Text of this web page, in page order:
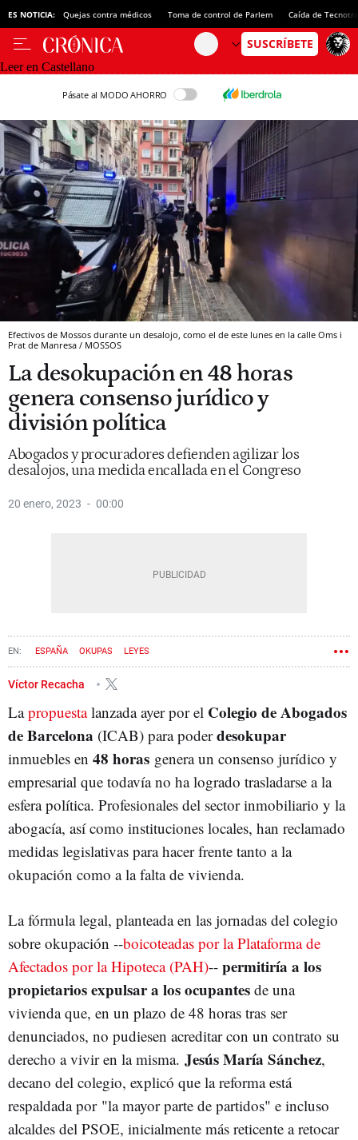
ES NOTICIA: Quejas contra médicos Toma de control de Parlem Caída de
Leer en Castellano
Pásate al MODO AHORRO
Efectivos de Mossos durante un desalojo, como el de este lunes en la calle Oms i
Prat de Manresa / MOSSOS
La desokupación en 48 horas
genera consenso jurídico y
división política
Abogados y procuradores defienden agilizar los
desalojos, una medida encallada en el Congreso
20 enero, 2023 00:00
ESPAÑA OKUPAS LEYES
ILUSTRE COLEGIO DE ABOGADOS DE BARCELONA (ICAB)
Víctor Recacha
Lapropuestalanzada ayer por el Colegio de Abogados
de Barcelona (ICAB) para poderdesokupar
inmuebles en 48 horas genera un consenso jurídico y
empresarial que todavía no ha logrado trasladarse a la
esfera política. Profesionales del sector inmobiliario y la
abogacía, así como instituciones locales, han reclamado
medidas legislativas para hacer frente tanto a la
okupación como a la falta de vivienda.
La fórmula legal, planteada en las jornadas del colegio
sobre okupación --boicoteadas por la Plataforma de
Afectados por la Hipoteca (PAH)-- permitiría a los
propietarios expulsar a los ocupantes de una
vivienda que, en un plazo de 48 horas tras ser
denunciados, no pudiesen acreditar con un contrato su
derecho a vivir en la misma. Jesús María Sánchez,
decano del colegio, explicó que la reforma está
respaldada por "la mayor parte de partidos" e incluso
alcaldes del PSOE, inicialmente más reticente a retocar